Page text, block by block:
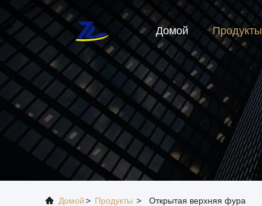
Домой Продукты
Домой> Продукты > Открытая верхняя фура